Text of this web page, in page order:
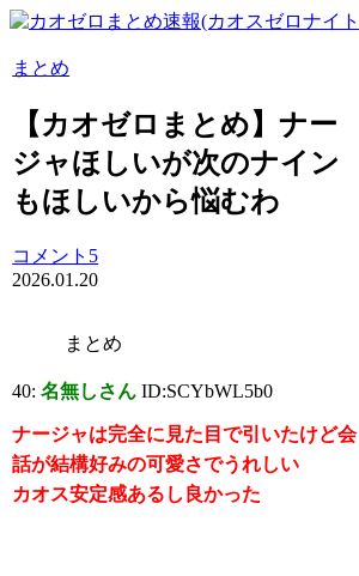
まとめ
【カオゼロまとめ】ナー
ジャほしいが次のナイン
もほしいから悩むわ
コメント5
2026.01.20
まとめ
40:名無しさん ID:SCYbWL5b0
ナージャは完全に見た目で引いたけど会
話が結構好みの可愛さでうれしい
カオス安定感あるし良かった